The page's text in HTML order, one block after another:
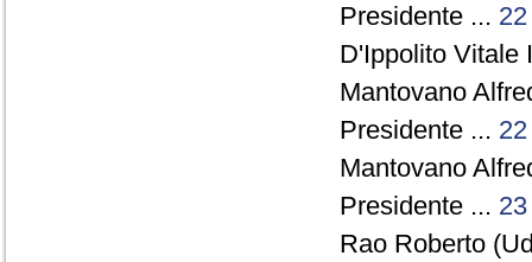
Presidente ... 22
D'Ippolito Vitale
Mantovano
Presidente ... 22
Mantovano
Presidente ... 23
Rao Roberto